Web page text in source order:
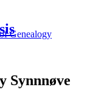
Genealogy
Synnnøve